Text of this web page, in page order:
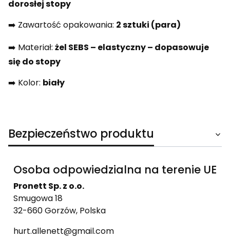
dorosłej stopy
➡️ Zawartość opakowania: 2 sztuki (para)
➡️ Materiał: żel SEBS – elastyczny – dopasowuje
się do stopy
➡️ Kolor: biały
Bezpieczeństwo produktu
Osoba odpowiedzialna na terenie UE
Pronett Sp. z o.o.
Smugowa 18
32-660 Gorzów, Polska
hurt.allenett@gmail.com